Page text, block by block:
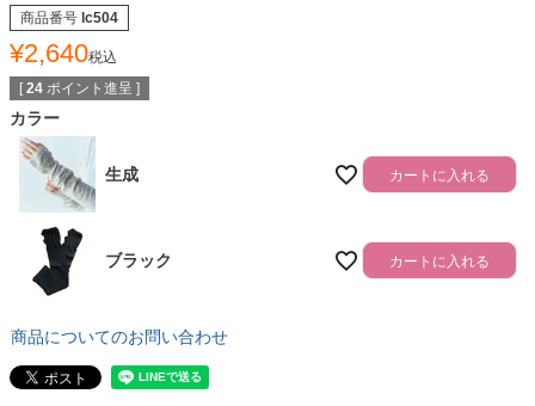
商品番号 lc504
¥2,640税込
[ 24 ポイント進呈 ]
カラー
生成 カートに入れる
ブラック カートに入れる
商品についてのお問い合わせ